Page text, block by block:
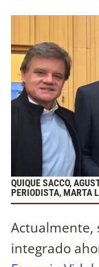
QUIQUE SACCO,
PERIODISTA, MARTA
Actualmente,
integrado